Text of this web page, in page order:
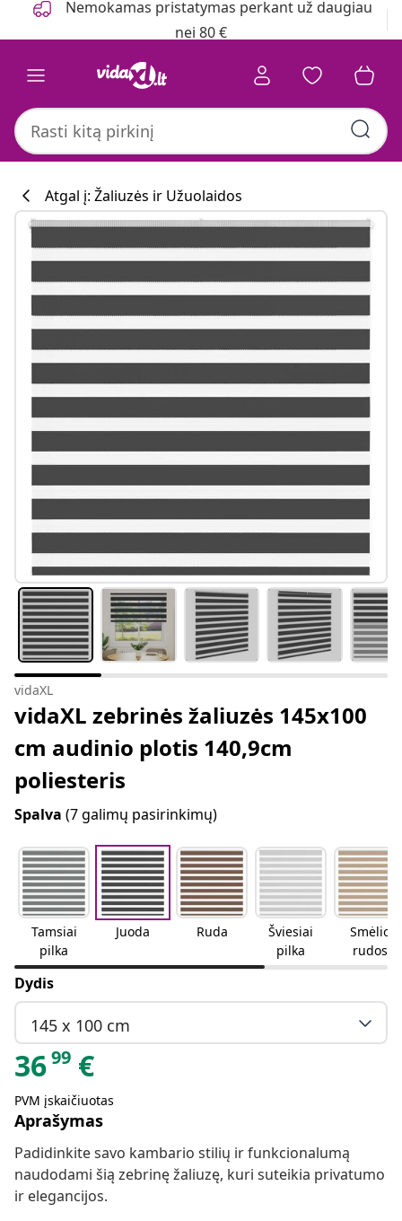
Nemokamas pristatymas perkant už daugiau
nei 80 €
Atgal į: Žaliuzės ir Užuolaidos
vidaXL
vidaXL zebrinės žaliuzės 145x100
cm audinio plotis 140,9cm
poliesteris
Spalva (7 galimų pasirinkimų)
Tamsiai
pilka
Juoda Ruda
Šviesiai
pilka
Smėlio
rudos
spalvos
Dydis
145 x 100 cm
3699 €
PVM įskaičiuotas
Aprašymas
Padidinkite savo kambario stilių ir funkcionalumą
naudodami šią zebrinę žaliuzę, kuri suteikia privatumo
ir elegancijos.